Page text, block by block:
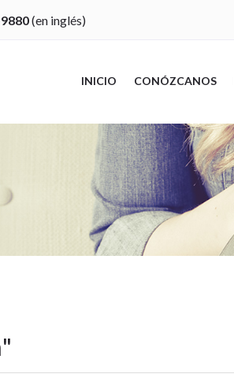
(en inglés)
INICIO CONÓZCANOS
"